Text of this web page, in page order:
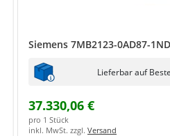
Siemens 7MB2123-0AD87-
Lieferbar auf
37.330,06 €
pro 1 Stück
inkl. MwSt. zzgl. Versand